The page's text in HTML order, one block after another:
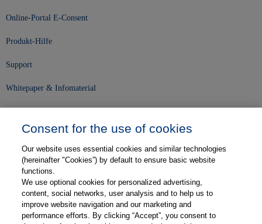
Online-Portal E-Consent
Produkt-Hilfe
Support
Whitepaper & Infomaterial
Karriere
Kontakt
Web-Semniare
Consent for the use of cookies
Our website uses essential cookies and similar technologies
(hereinafter "Cookies”) by default to ensure basic website
functions.
We use optional cookies for personalized advertising,
content, social networks, user analysis and to help us to
improve website navigation and our marketing and
performance efforts. By clicking “Accept”, you consent to